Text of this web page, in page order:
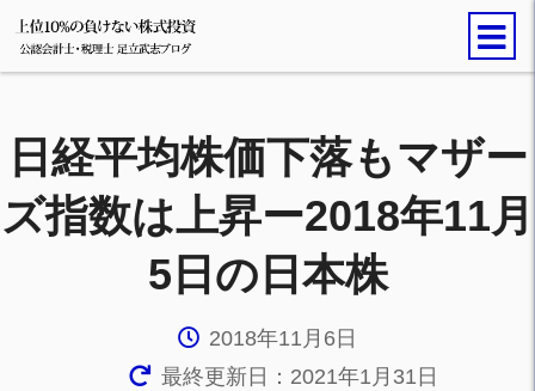
日経平均株価下落もマザー
ズ指数は上昇ー2018年11月
5日の日本株
2018年11月6日
最終更新日：2021年1月31日